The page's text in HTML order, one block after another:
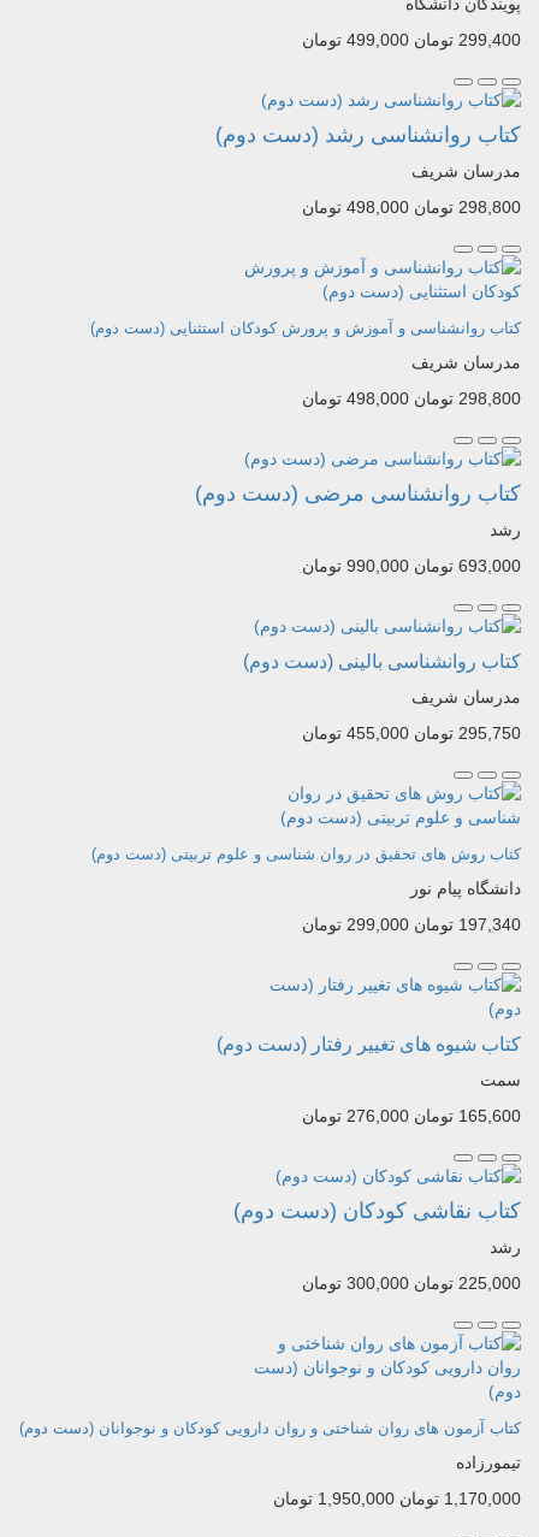
299,400 تومان
499,000 تومان
کتاب روانشناسی رشد (دست دوم)
مدرسان شریف
298,800 تومان
498,000 تومان
کتاب روانشناسی و آموزش و پرورش کودکان استثنایی (دست دوم)
مدرسان شریف
298,800 تومان
498,000 تومان
کتاب روانشناسی مرضی (دست دوم)
رشد
693,000 تومان
990,000 تومان
کتاب روانشناسی بالینی (دست دوم)
مدرسان شریف
295,750 تومان
455,000 تومان
کتاب روش های تحقیق در روان شناسی و علوم تربیتی (دست دوم)
دانشگاه پیام نور
197,340 تومان
299,000 تومان
کتاب شیوه های تغییر رفتار (دست دوم)
سمت
165,600 تومان
276,000 تومان
کتاب نقاشی کودکان (دست دوم)
رشد
225,000 تومان
300,000 تومان
کتاب آزمون های روان شناختی و روان دارویی کودکان و نوجوانان (دست دوم)
تیمورزاده
1,170,000 تومان
1,950,000 تومان